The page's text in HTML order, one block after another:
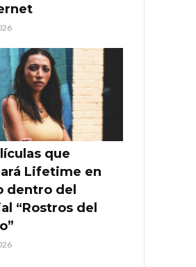
que
Lifetime en
dentro del
“Rostros del